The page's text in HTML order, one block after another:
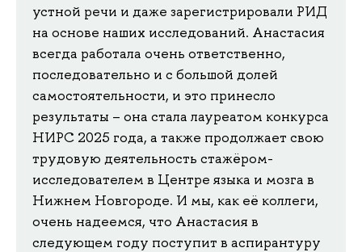
устной речи и даже зарегистрировали РИД
на основе наших исследований. Анастасия
всегда работала очень ответственно,
последовательно и с большой долей
самостоятельности, и это принесло
результаты – она стала лауреатом конкурса
НИРС 2025 года, а также продолжает свою
трудовую деятельность стажёром-
исследователем в Центре языка и мозга в
Нижнем Новгороде. И мы, как её коллеги,
очень надеемся, что Анастасия в
следующем году поступит в аспирантуру